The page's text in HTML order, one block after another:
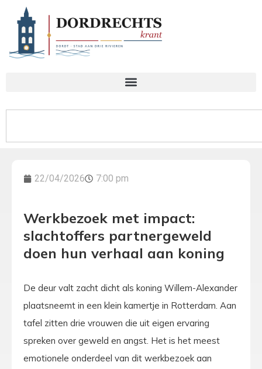
22/04/2026 7:00 pm
Werkbezoek met impact:
slachtoffers partnergeweld
doen hun verhaal aan koning
De deur valt zacht dicht als koning Willem-Alexander
plaatsneemt in een klein kamertje in Rotterdam. Aan
tafel zitten drie vrouwen die uit eigen ervaring
spreken over geweld en angst. Het is het meest
emotionele onderdeel van dit werkbezoek aan